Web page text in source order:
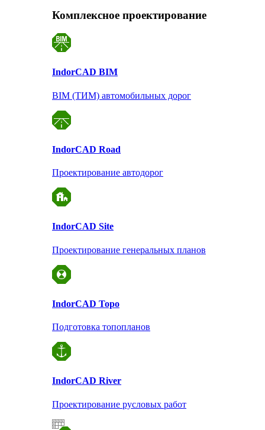
Комплексное проектирование
IndorCAD BIM
BIM (ТИМ) автомобильных дорог
IndorCAD Road
Проектирование автодорог
IndorCAD Site
Проектирование генеральных планов
IndorCAD Topo
Подготовка топопланов
IndorCAD River
Проектирование русловых работ